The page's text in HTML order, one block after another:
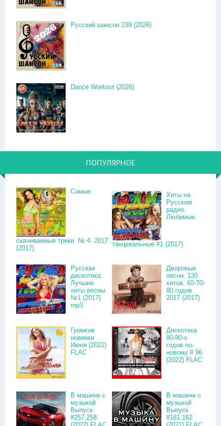
Русский шансон 239 (2026)
Dance Workout (2026)
ПОПУЛЯРНОЕ
Самые
скачиваемые треки. № 4. 2017
(2017)
Хиты на
Русском
радио.
Любимые
танцевальные #1 (2017)
Русская
дискотека.
Лучшие
хиты весны.
№1 (2017)
mp3
Дворовые
песни. 130
хитов. 60-70-
80 годов
2017 (2017)
Громкие
новинки
Июня (2022)
FLAC
Дискотека
80-90-х
годов по-
новому # 96
(2022) FLAC
В машине с
музыкой
Выпуск
#257,258
В машине с
музыкой
Выпуск
#161,162